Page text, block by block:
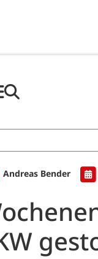
Andreas Bender